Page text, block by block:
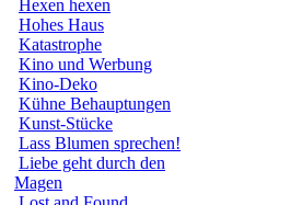
Hexen hexen
Hohes Haus
Katastrophe
Kino und Werbung
Kino-Deko
Kühne Behauptungen
Kunst-Stücke
Lass Blumen sprechen!
Liebe geht durch den
Magen